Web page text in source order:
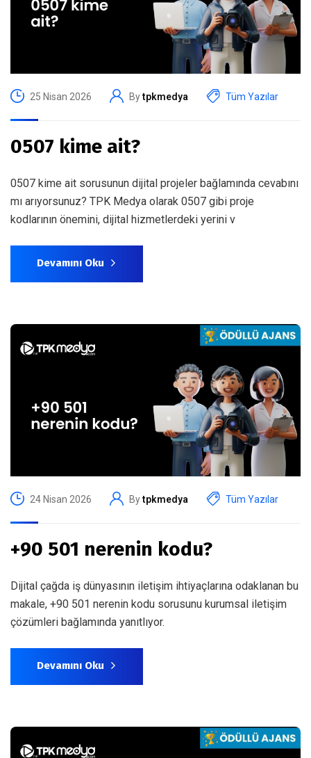
25 Nisan 2026 Bytpkmedya Tüm Yazılar
0507 kime ait?
0507 kime ait sorusunun dijital projeler bağlamında cevabını
mı arıyorsunuz? TPK Medya olarak 0507 gibi proje
kodlarının önemini, dijital hizmetlerdeki yerini v
Devamını Oku
24 Nisan 2026 Bytpkmedya Tüm Yazılar
+90 501 nerenin kodu?
Dijital çağda iş dünyasının iletişim ihtiyaçlarına odaklanan bu
makale, +90 501 nerenin kodu sorusunu kurumsal iletişim
çözümleri bağlamında yanıtlıyor.
Devamını Oku